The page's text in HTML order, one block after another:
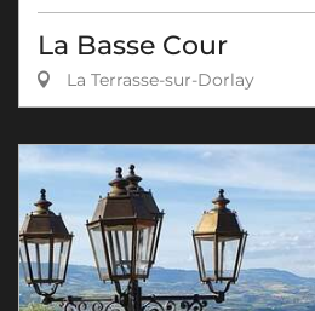
La Basse Cour
La Terrasse-sur-Dorlay